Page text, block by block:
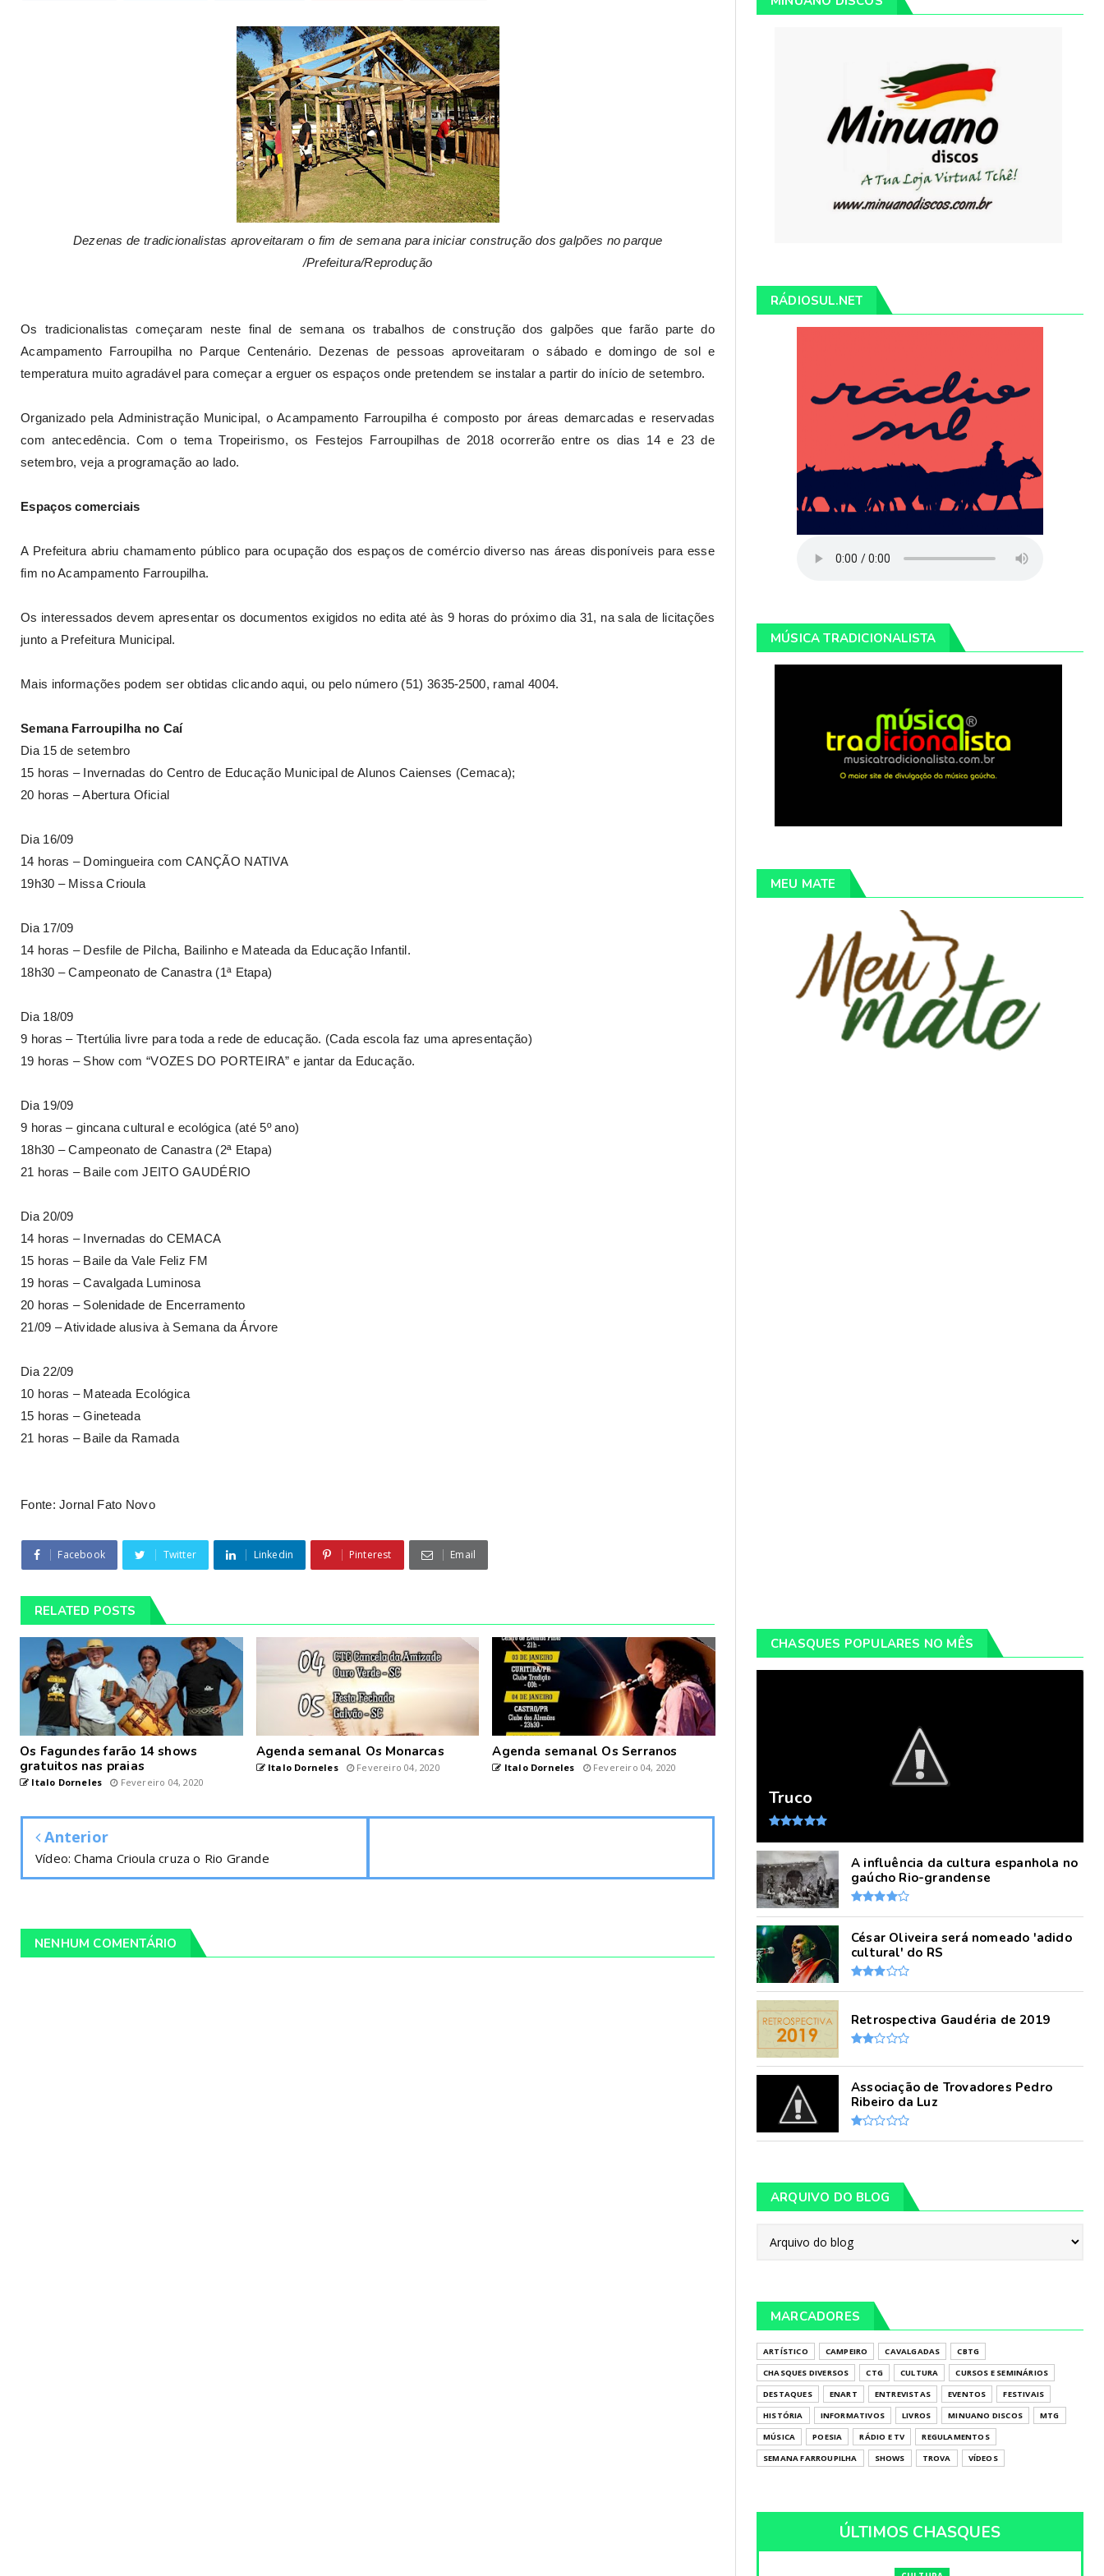
Dezenas de tradicionalistas aproveitaram o fim de semana para iniciar construção dos galpões no parque
/Prefeitura/Reprodução
Os tradicionalistas começaram neste final de semana os trabalhos de construção dos galpões que farão parte do
Acampamento Farroupilha no Parque Centenário. Dezenas de pessoas aproveitaram o sábado e domingo de sol e
temperatura muito agradável para começar a erguer os espaços onde pretendem se instalar a partir do início de setembro.
Organizado pela Administração Municipal, o Acampamento Farroupilha é composto por áreas demarcadas e reservadas
com antecedência. Com o tema Tropeirismo, os Festejos Farroupilhas de 2018 ocorrerão entre os dias 14 e 23 de
setembro, veja a programação ao lado.
Espaços comerciais
A Prefeitura abriu chamamento público para ocupação dos espaços de comércio diverso nas áreas disponíveis para esse
fim no Acampamento Farroupilha.
Os interessados devem apresentar os documentos exigidos no edita até às 9 horas do próximo dia 31, na sala de licitações
junto a Prefeitura Municipal.
Mais informações podem ser obtidas clicando aqui, ou pelo número (51) 3635-2500, ramal 4004.
Semana Farroupilha no Caí
Dia 15 de setembro
15 horas – Invernadas do Centro de Educação Municipal de Alunos Caienses (Cemaca);
20 horas – Abertura Oficial
Dia 16/09
14 horas – Domingueira com CANÇÃO NATIVA
19h30 – Missa Crioula
Dia 17/09
14 horas – Desfile de Pilcha, Bailinho e Mateada da Educação Infantil.
18h30 – Campeonato de Canastra (1ª Etapa)
Dia 18/09
9 horas – Ttertúlia livre para toda a rede de educação. (Cada escola faz uma apresentação)
19 horas – Show com “VOZES DO PORTEIRA” e jantar da Educação.
Dia 19/09
9 horas – gincana cultural e ecológica (até 5º ano)
18h30 – Campeonato de Canastra (2ª Etapa)
21 horas – Baile com JEITO GAUDÉRIO
Dia 20/09
14 horas – Invernadas do CEMACA
15 horas – Baile da Vale Feliz FM
19 horas – Cavalgada Luminosa
20 horas – Solenidade de Encerramento
21/09 – Atividade alusiva à Semana da Árvore
Dia 22/09
10 horas – Mateada Ecológica
15 horas – Gineteada
21 horas – Baile da Ramada
Fonte: Jornal Fato Novo
Facebook Twitter Linkedin Pinterest Email
RELATED POSTS
Os Fagundes farão 14 shows
gratuitos nas praias
Italo Dorneles Fevereiro 04, 2020
Agenda semanal Os Monarcas
Italo Dorneles Fevereiro 04, 2020
Agenda semanal Os Serranos
Italo Dorneles Fevereiro 04, 2020
Anterior
Vídeo: Chama Crioula cruza o Rio Grande
NENHUM COMENTÁRIO
RÁDIOSUL.NET
MÚSICA TRADICIONALISTA
MEU MATE
CHASQUES POPULARES NO MÊS
Truco
A influência da cultura espanhola no
gaúcho Rio-grandense
César Oliveira será nomeado 'adido
cultural' do RS
Retrospectiva Gaudéria de 2019
Associação de Trovadores Pedro
Ribeiro da Luz
ARQUIVO DO BLOG
MARCADORES
ARTÍSTICO CAMPEIRO CAVALGADAS
CBTG
CHASQUES DIVERSOS
CTG CULTURA
CURSOS E SEMINÁRIOS
DESTAQUES
ENART ENTREVISTAS EVENTOS
FESTIVAIS
HISTÓRIA
INFORMATIVOS LIVROS MINUANO DISCOS
MTG
MÚSICA
POESIA RÁDIO E TV
REGULAMENTOS
SEMANA FARROUPILHA
SHOWS TROVA VÍDEOS
ÚLTIMOS CHASQUES